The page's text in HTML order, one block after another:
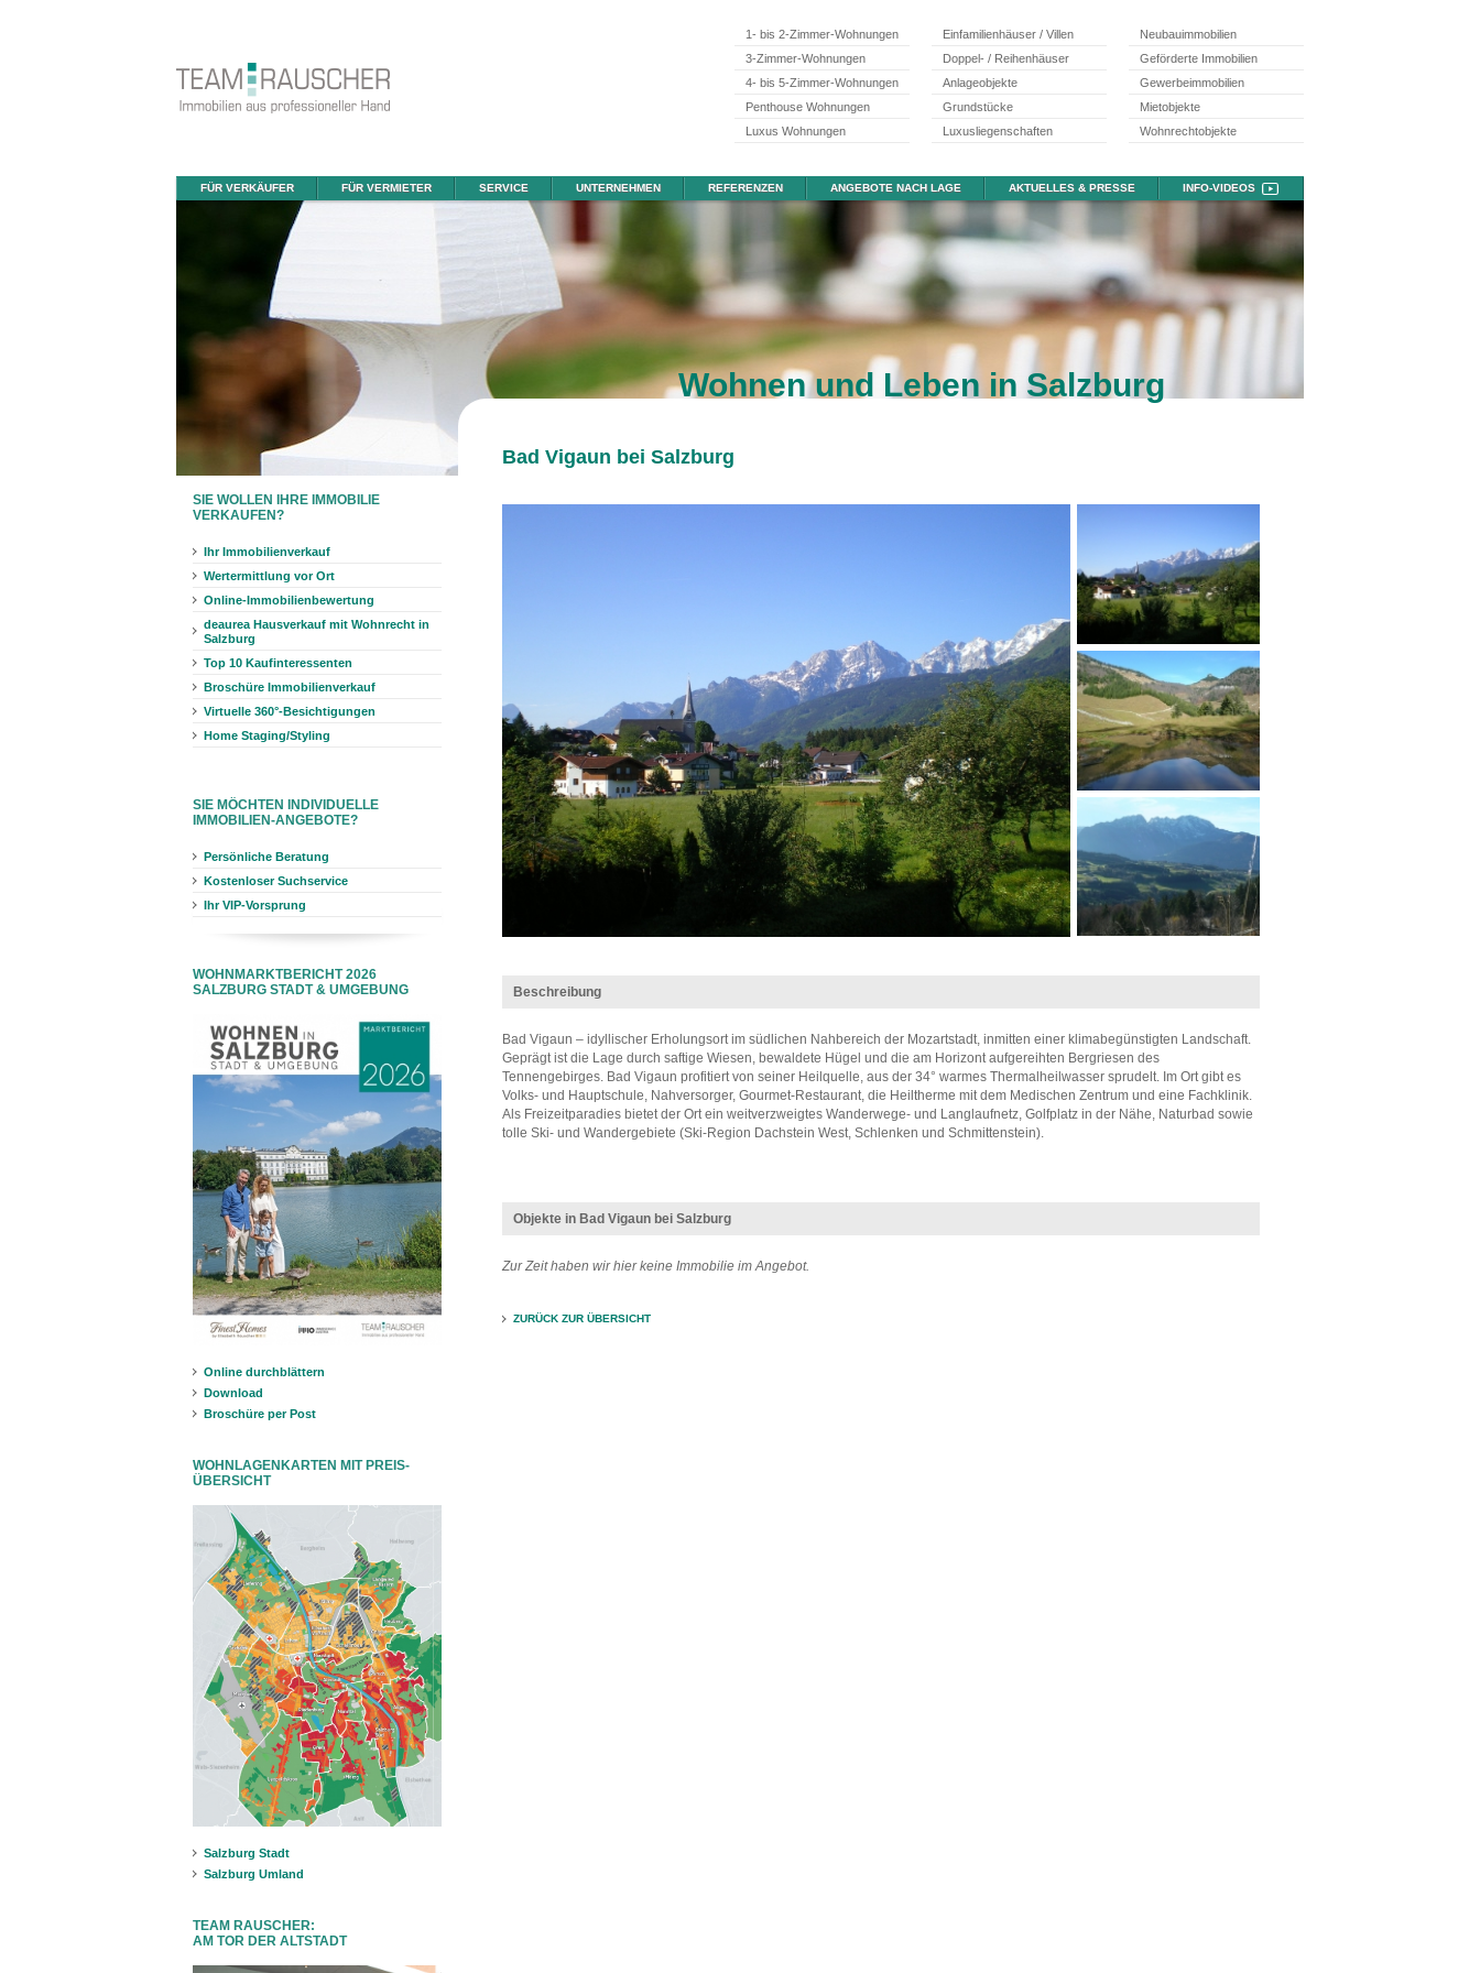
1- bis 2-Zimmer-Wohnungen
3-Zimmer-Wohnungen
4- bis 5-Zimmer-Wohnungen
Penthouse Wohnungen
Luxus Wohnungen
Einfamilienhäuser / Villen
Doppel- / Reihenhäuser
Anlageobjekte
Grundstücke
Luxusliegenschaften
Neubauimmobilien
Geförderte Immobilien
Gewerbeimmobilien
Mietobjekte
Wohnrechtobjekte
FÜR VERKÄUFER FÜR VERMIETER SERVICE UNTERNEHMEN REFERENZEN ANGEBOTE NACH LAGE AKTUELLES & PRESSE INFO-VIDEOS
Wohnen und Leben in Salzburg
SIE WOLLEN IHRE IMMOBILIE
VERKAUFEN?
Ihr Immobilienverkauf
Wertermittlung vor Ort
Online-Immobilienbewertung
deaurea Hausverkauf mit Wohnrecht in
Salzburg
Top 10 Kaufinteressenten
Broschüre Immobilienverkauf
Virtuelle 360°-Besichtigungen
Home Staging/Styling
SIE MÖCHTEN INDIVIDUELLE
IMMOBILIEN-ANGEBOTE?
Persönliche Beratung
Kostenloser Suchservice
Ihr VIP-Vorsprung
WOHNMARKTBERICHT 2026
SALZBURG STADT & UMGEBUNG
Online durchblättern
Download
Broschüre per Post
WOHNLAGENKARTEN MIT PREIS-
ÜBERSICHT
Salzburg Stadt
Salzburg Umland
TEAM RAUSCHER:
AM TOR DER ALTSTADT
Bad Vigaun bei Salzburg
Beschreibung
Bad Vigaun – idyllischer Erholungsort im südlichen Nahbereich der Mozartstadt, inmitten einer klimabegünstigten Landschaft.
Geprägt ist die Lage durch saftige Wiesen, bewaldete Hügel und die am Horizont aufgereihten Bergriesen des
Tennengebirges. Bad Vigaun profitiert von seiner Heilquelle, aus der 34° warmes Thermalheilwasser sprudelt. Im Ort gibt es
Volks- und Hauptschule, Nahversorger, Gourmet-Restaurant, die Heiltherme mit dem Medischen Zentrum und eine Fachklinik.
Als Freizeitparadies bietet der Ort ein weitverzweigtes Wanderwege- und Langlaufnetz, Golfplatz in der Nähe, Naturbad sowie
tolle Ski- und Wandergebiete (Ski-Region Dachstein West, Schlenken und Schmittenstein).
Objekte in Bad Vigaun bei Salzburg
Zur Zeit haben wir hier keine Immobilie im Angebot.
ZURÜCK ZUR ÜBERSICHT